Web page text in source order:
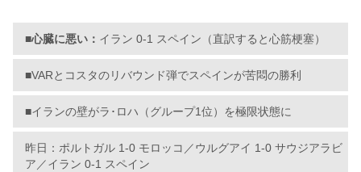
■心臓に悪い： イラン 0-1 スペイン（直訳すると心筋梗塞）
■VARとコスタのリバウンド弾でスペインが苦悶の勝利
■イランの壁がラ･ロハ（グループ1位）を極限状態に
昨日：ポルトガル 1-0 モロッコ／ウルグアイ 1-0 サウジアラビ
ア／イラン 0-1 スペイン